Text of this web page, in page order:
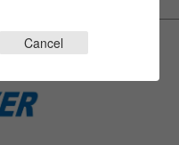
Cancel